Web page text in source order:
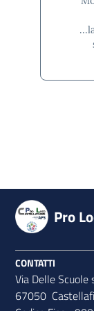
Pro
CONTATTI
Via Delle Scuole
67050